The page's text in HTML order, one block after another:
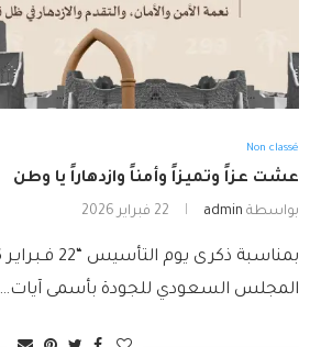
Non classé
عشت عزاً وتميزاً وأمناً وازدهاراً يا وطن
بواسطة admin 22 فبراير 2026
المجلس السعودي للجودة بأسمى آيات…